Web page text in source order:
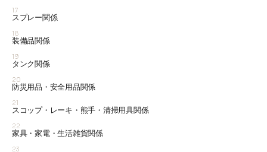
17
スプレー関係
18
装備品関係
19
タンク関係
20
防災用品・安全用品関係
21
スコップ・レーキ・熊手・清掃用具関係
22
家具・家電・生活雑貨関係
23